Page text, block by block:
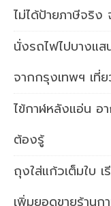
ไม่ได้ป้ายภาษีจริง
นั่งรถไฟไปบางแ
จากกรุงเทพฯ เที่
ไข้กาฬหลังแอ่น อ
ต้องรู้
ถุงใส่แก้วเต็มใบ
เพิ่มยอดขายร้าน